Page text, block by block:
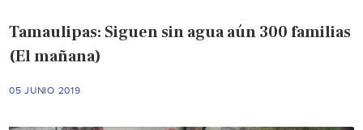
Tamaulipas: Siguen sin agua aún 300 familias
(El mañana)
05 JUNIO 2019